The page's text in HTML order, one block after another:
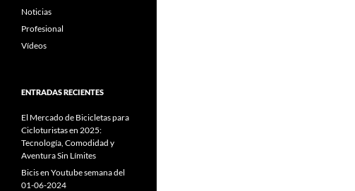
Noticias
Profesional
Vídeos
ENTRADAS RECIENTES
El Mercado de Bicicletas para
Cicloturistas en 2025:
Tecnología, Comodidad y
Aventura Sin Límites
Bicis en Youtube semana del
01-06-2024